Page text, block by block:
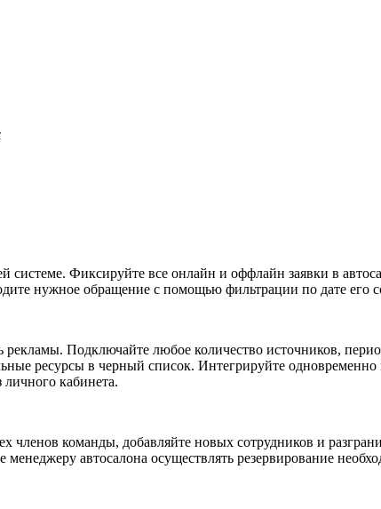
Фиксируйте все онлайн и оффлайн заявки в
нужное обращение с помощью фильтрации по дате его
рекламы. Подключайте любое количество источников,
ресурсы в черный список. Интегрируйте
кабинета.
членов команды, добавляйте новых сотрудников и
автосалона осуществлять резервирование